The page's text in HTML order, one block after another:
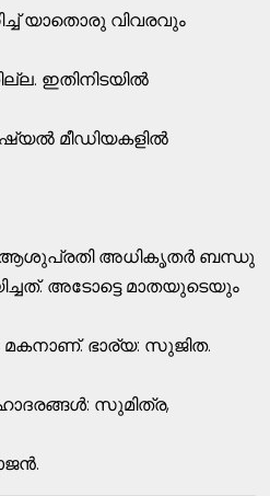
യാതൊരു വിവരവും
ഇതിനിടയില്‍
മീഡിയകളില്‍
ആശുപ്രതി അധികൃതര്‍ ബന്ധു
അടോട്ടെ മാതയുടെയും
ഭാര്യ: സുജിത.
സുമിത്ര,